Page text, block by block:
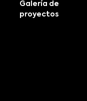
Galería de
proyectos